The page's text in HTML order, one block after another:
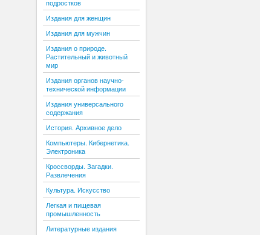
подростков
Издания для женщин
Издания для мужчин
Издания о природе.
Растительный и животный
мир
Издания органов научно-
технической информации
Издания универсального
содержания
История. Архивное дело
Компьютеры. Кибернетика.
Электроника
Кроссворды. Загадки.
Развлечения
Культура. Искусство
Легкая и пищевая
промышленность
Литературные издания